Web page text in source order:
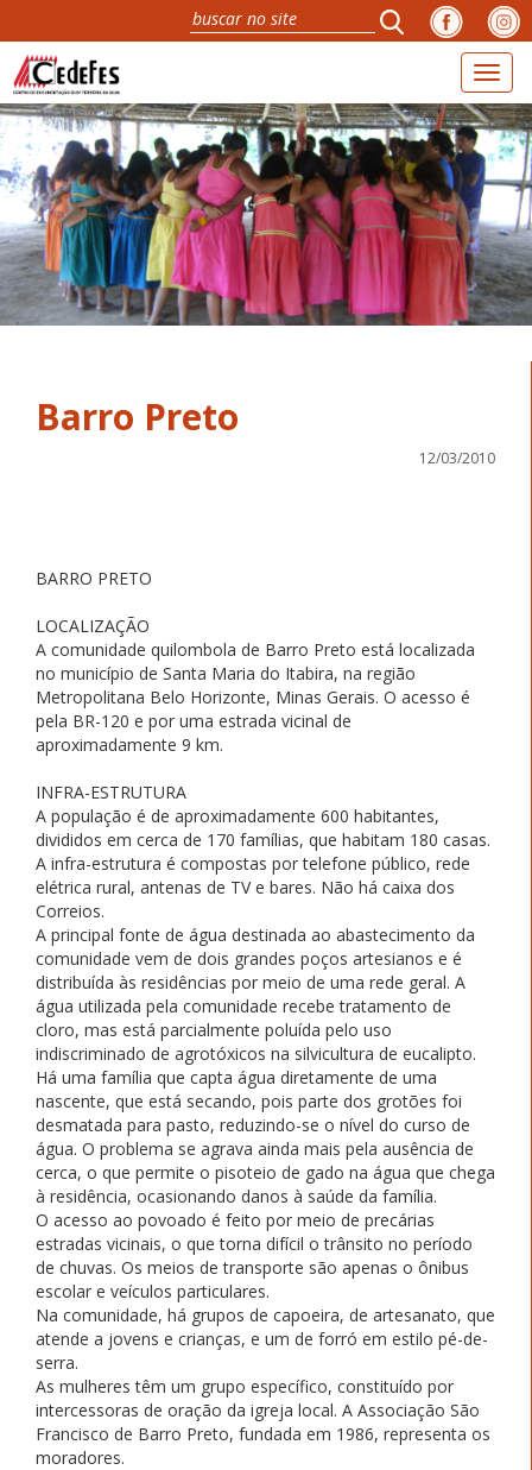
Barro Preto
12/03/2010
BARRO PRETO
LOCALIZAÇÃO
A comunidade quilombola de Barro Preto está localizada
no município de Santa Maria do Itabira, na região
Metropolitana Belo Horizonte, Minas Gerais. O acesso é
pela BR-120 e por uma estrada vicinal de
aproximadamente 9 km.
INFRA-ESTRUTURA
A população é de aproximadamente 600 habitantes,
divididos em cerca de 170 famílias, que habitam 180 casas.
A infra-estrutura é compostas por telefone público, rede
elétrica rural, antenas de TV e bares. Não há caixa dos
Correios.
A principal fonte de água destinada ao abastecimento da
comunidade vem de dois grandes poços artesianos e é
distribuída às residências por meio de uma rede geral. A
água utilizada pela comunidade recebe tratamento de
cloro, mas está parcialmente poluída pelo uso
indiscriminado de agrotóxicos na silvicultura de eucalipto.
Há uma família que capta água diretamente de uma
nascente, que está secando, pois parte dos grotões foi
desmatada para pasto, reduzindo-se o nível do curso de
água. O problema se agrava ainda mais pela ausência de
cerca, o que permite o pisoteio de gado na água que chega
à residência, ocasionando danos à saúde da família.
O acesso ao povoado é feito por meio de precárias
estradas vicinais, o que torna difícil o trânsito no período
de chuvas. Os meios de transporte são apenas o ônibus
escolar e veículos particulares.
Na comunidade, há grupos de capoeira, de artesanato, que
atende a jovens e crianças, e um de forró em estilo pé-de-
serra.
As mulheres têm um grupo específico, constituído por
intercessoras de oração da igreja local. A Associação São
Francisco de Barro Preto, fundada em 1986, representa os
moradores.